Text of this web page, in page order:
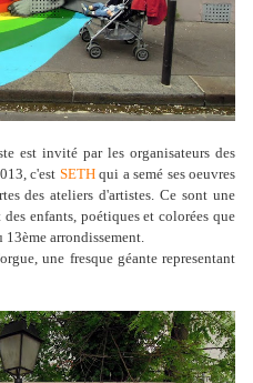
est invité par les organisateurs des
c'est SETHqui a semé ses oeuvres
des ateliers d'artistes. Ce sont une
enfants, poétiques et colorées que
arrondissement.
une fresque géante representant